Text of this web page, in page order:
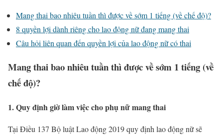
Mang thai bao nhiêu tuần thì được về sớm 1 tiếng (về chế độ)?
8 quyền lợi dành riêng cho lao động nữ đang mang thai
Câu hỏi liên quan đến quyền lợi của lao động nữ có thai
Mang thai bao nhiêu tuần thì được về sớm 1 tiếng (về
chế độ)?
1. Quy định giờ làm việc cho phụ nữ mang thai
Tại Điều 137 Bộ luật Lao động 2019 quy định lao động nữ sẽ